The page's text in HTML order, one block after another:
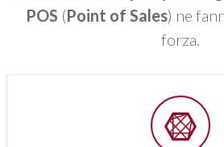
POS (Point of Sales) ne
forza.